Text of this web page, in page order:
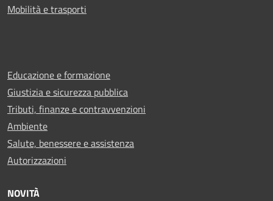
Mobilità e trasporti
Educazione e formazione
Giustizia e sicurezza pubblica
Tributi, finanze e contravvenzioni
Ambiente
Salute, benessere e assistenza
Autorizzazioni
NOVITÀ